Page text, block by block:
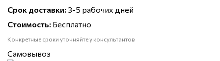
Срок доставки: 3-5 рабочих дней
Стоимость: Бесплатно
Конкретные сроки уточняйте у консультантов
Самовывоз